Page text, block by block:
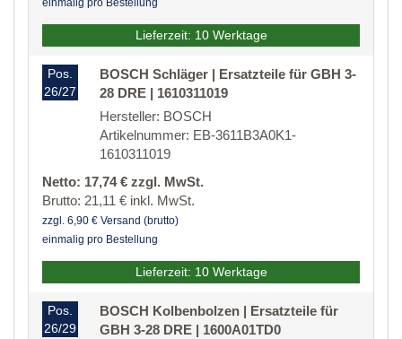
einmalig pro Bestellung
Lieferzeit: 10 Werktage
Pos.
26/27
BOSCH Schläger | Ersatzteile für GBH 3-
28 DRE | 1610311019
Hersteller: BOSCH
Artikelnummer: EB-3611B3A0K1-
1610311019
Netto: 17,74 € zzgl. MwSt.
Brutto: 21,11 € inkl. MwSt.
zzgl. 6,90 € Versand (brutto)
einmalig pro Bestellung
Lieferzeit: 10 Werktage
Pos.
26/29
BOSCH Kolbenbolzen | Ersatzteile für
GBH 3-28 DRE | 1600A01TD0